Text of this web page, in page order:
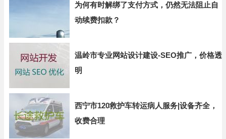
为何有时解绑了支付方式，仍然无法阻止自
动续费扣款？
温岭市专业网站设计建设-SEO推广，价格透
明
西宁市120救护车转运病人服务|设备齐全，
收费合理